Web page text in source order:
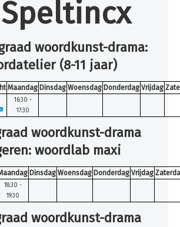
26
27
Home
Uurroosters 26-27
woordkunst-drama:
(8-11 jaar)
Maandag Dinsdag Woensdag Donderdag Vrijdag
16:30 -
17:30
woordkunst-drama
woordlab maxi
Dinsdag Woensdag Donderdag Vrijdag
18:30 -
19:30
woordkunst-drama